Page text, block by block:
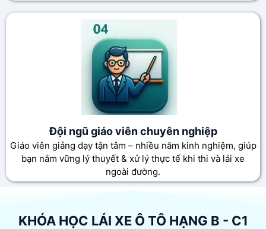
Đội ngũ giáo viên chuyên nghiệp
Giáo viên giảng dạy tận tâm – nhiều năm kinh nghiệm, giúp
bạn nắm vững lý thuyết & xử lý thực tế khi thi và lái xe
ngoài đường.
KHÓA HỌC LÁI XE Ô TÔ HẠNG B - C1